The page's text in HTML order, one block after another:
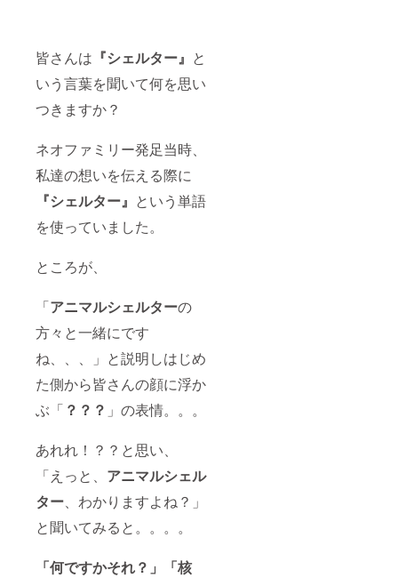
皆さんは 『シェルター』 と
いう言葉を聞いて何を思い
つきますか？
ネオファミリー発足当時、
私達の想いを伝える際に
『シェルター』 という単語
を使っていました。
ところが、
「アニマルシェルターの
方々と一緒にです
ね、、、」と説明しはじめ
た側から皆さんの顔に浮か
ぶ「 ？？？ 」の表情。。。
あれれ！？？と思い、
「えっと、 アニマルシェル
ター、わかりますよね？」
と聞いてみると。。。。
「何ですかそれ？」
「核